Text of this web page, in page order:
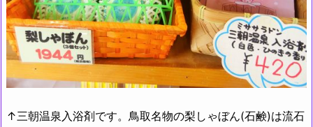
↑三朝温泉入浴剤です。鳥取名物の梨しゃぼん(石鹸)は流石